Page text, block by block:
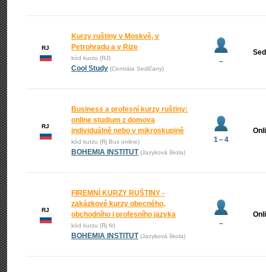
RJ
Kurzy ruštiny v Moskvě, v
Petrohradu a v Rize
kód kurzu (RJ)
Cool Study (Centrála Sedlčany)
–
RJ
Business a profesní kurzy ruštiny:
online studium z domova
individuálně nebo v mikroskupině
kód kurzu (Rj Bus online)
BOHEMIA INSTITUT (Jazyková škola)
1 – 4
RJ
FIREMNÍ KURZY RUŠTINY -
zakázkové kurzy obecného,
obchodního i profesního jazyka
kód kurzu (Rj fir)
BOHEMIA INSTITUT (Jazyková škola)
–